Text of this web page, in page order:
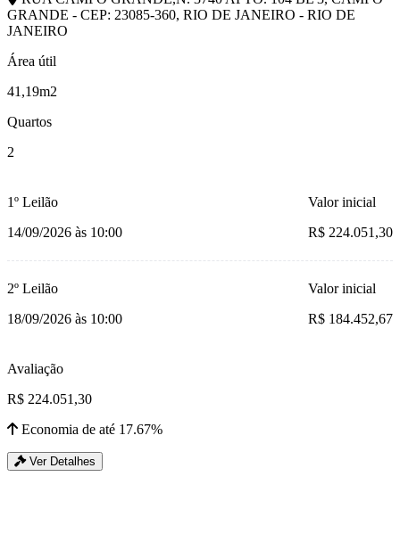
GRANDE - CEP: 23085-360, RIO DE JANEIRO - RIO DE
JANEIRO
Área útil
41,19m2
Quartos
2
1º Leilão
14/09/2026 às 10:00
Valor inicial
R$ 224.051,30
2º Leilão
18/09/2026 às 10:00
Valor inicial
R$ 184.452,67
Avaliação
R$ 224.051,30
Economia de até 17.67%
Ver Detalhes